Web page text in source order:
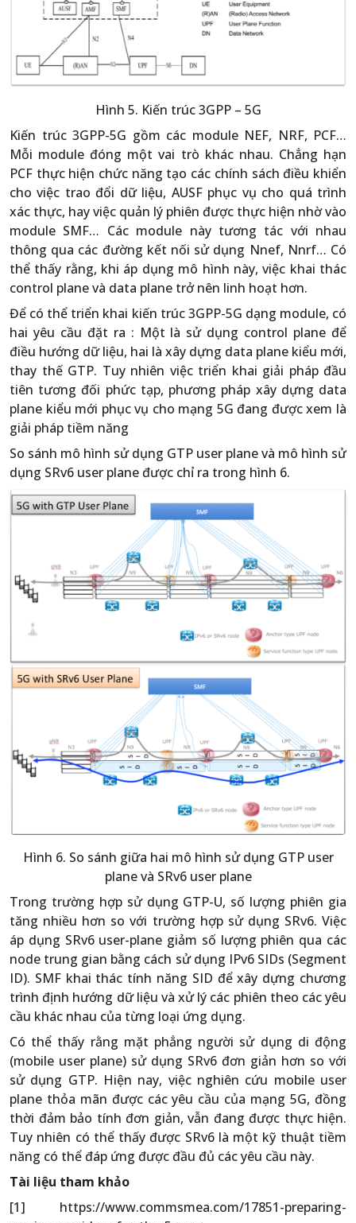
Hình 5. Kiến trúc 3GPP – 5G
Kiến trúc 3GPP-5G gồm các module NEF, NRF, PCF…
Mỗi module đóng một vai trò khác nhau. Chẳng hạn
PCF thực hiện chức năng tạo các chính sách điều khiển
cho việc trao đổi dữ liệu, AUSF phục vụ cho quá trình
xác thực, hay việc quản lý phiên được thực hiện nhờ vào
module SMF… Các module này tương tác với nhau
thông qua các đường kết nối sử dụng Nnef, Nnrf… Có
thể thấy rằng, khi áp dụng mô hình này, việc khai thác
control plane và data plane trở nên linh hoạt hơn.
Để có thể triển khai kiến trúc 3GPP-5G dạng module, có
hai yêu cầu đặt ra : Một là sử dụng control plane để
điều hướng dữ liệu, hai là xây dựng data plane kiểu mới,
thay thế GTP. Tuy nhiên việc triển khai giải pháp đầu
tiên tương đối phức tạp, phương pháp xây dựng data
plane kiểu mới phục vụ cho mạng 5G đang được xem là
giải pháp tiềm năng
So sánh mô hình sử dụng GTP user plane và mô hình sử
dụng SRv6 user plane được chỉ ra trong hình 6.
Hình 6. So sánh giữa hai mô hình sử dụng GTP user
plane và SRv6 user plane
Trong trường hợp sử dụng GTP-U, số lượng phiên gia
tăng nhiều hơn so với trường hợp sử dụng SRv6. Việc
áp dụng SRv6 user-plane giảm số lượng phiên qua các
node trung gian bằng cách sử dụng IPv6 SIDs (Segment
ID). SMF khai thác tính năng SID để xây dựng chương
trình định hướng dữ liệu và xử lý các phiên theo các yêu
cầu khác nhau của từng loại ứng dụng.
Có thể thấy rằng mặt phẳng người sử dụng di động
(mobile user plane) sử dụng SRv6 đơn giản hơn so với
sử dụng GTP. Hiện nay, việc nghiên cứu mobile user
plane thỏa mãn được các yêu cầu của mạng 5G, đồng
thời đảm bảo tính đơn giản, vẫn đang được thực hiện.
Tuy nhiên có thể thấy được SRv6 là một kỹ thuật tiềm
năng có thể đáp ứng được đầu đủ các yêu cầu này.
Tài liệu tham khảo
[1] https://www.commsmea.com/17851-preparing-